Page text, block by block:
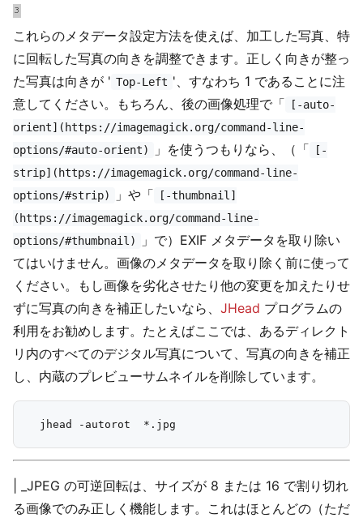
これらのメタデータ設定方法を使えば、加工した写真、特
に回転した写真の向きを調整できます。正しく向きが整っ
た写真は向きが ' Top-Left '、すなわち 1 であることに注
意してください。もちろん、後の画像処理で「
[-auto-
orient](https://imagemagick.org/command-line-
options/#auto-orient)
」を使うつもりなら、（「
[-
strip](https://imagemagick.org/command-line-
options/#strip)
」や「
[-thumbnail]
(https://imagemagick.org/command-line-
options/#thumbnail)
」で）EXIF メタデータを取り除い
てはいけません。画像のメタデータを取り除く前に使って
ください。もし画像を劣化させたり他の変更を加えたりせ
ずに写真の向きを補正したいなら、 JHead プログラムの
利用をお勧めします。たとえばここでは、あるディレクト
リ内のすべてのデジタル写真について、写真の向きを補正
し、内蔵のプレビューサムネイルを削除しています。
| _JPEG の可逆回転は、サイズが 8 または 16 で割り切れ
る画像でのみ正しく機能します。これはほとんどの（ただ